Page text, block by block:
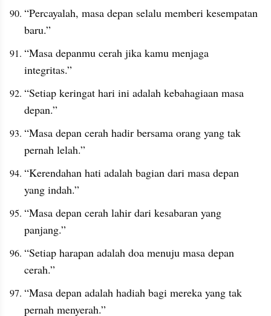
“Percayalah, masa depan selalu memberi kesempatan
baru.”
“Masa depanmu cerah jika kamu menjaga
integritas.”
“Setiap keringat hari ini adalah kebahagiaan masa
depan.”
“Masa depan cerah hadir bersama orang yang tak
pernah lelah.”
“Kerendahan hati adalah bagian dari masa depan
yang indah.”
“Masa depan cerah lahir dari kesabaran yang
panjang.”
“Setiap harapan adalah doa menuju masa depan
cerah.”
“Masa depan adalah hadiah bagi mereka yang tak
pernah menyerah.”